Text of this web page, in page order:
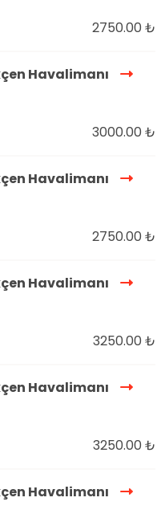
2750.00 ₺
Havalimanı
3000.00 ₺
Havalimanı
2750.00 ₺
Havalimanı
3250.00 ₺
Havalimanı
3250.00 ₺
Havalimanı